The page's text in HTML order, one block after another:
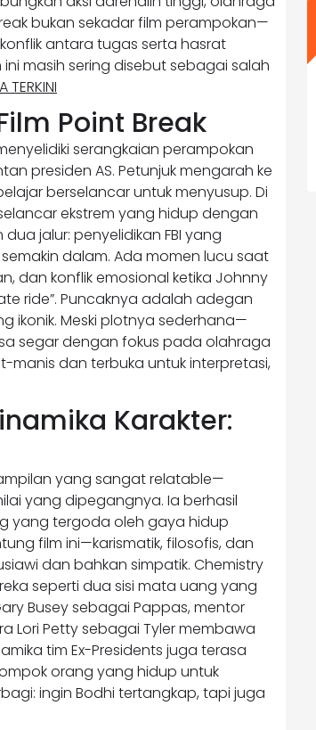
bukan sekadar film perampokan—
antara tugas serta hasrat
masih sering disebut sebagai salah
TERKINI
Point Break
serangkaian perampokan
presiden AS. Petunjuk mengarah ke
berselancar untuk menyusup. Di
ekstrem yang hidup dengan
jalur: penyelidikan FBI yang
dalam. Ada momen lucu saat
dan konflik emosional ketika Johnny
ride”. Puncaknya adalah adegan
ikonik. Meski plotnya sederhana—
segar dengan fokus pada olahraga
manis dan terbuka untuk interpretasi,
Karakter:
yang sangat relatable—
yang dipegangnya. Ia berhasil
yang tergoda oleh gaya hidup
film ini—karismatik, filosofis, dan
dan bahkan simpatik. Chemistry
seperti dua sisi mata uang yang
Busey sebagai Pappas, mentor
Lori Petty sebagai Tyler membawa
tim Ex-Presidents juga terasa
orang yang hidup untuk
ingin Bodhi tertangkap, tapi juga